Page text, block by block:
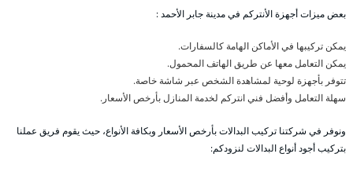
بعض ميزات أجهزة الأنتركم في مدينة جابر الأحمد :
يمكن تركيبها في الأماكن الهامة كالسفارات.
يمكن التعامل معها عن طريق الهاتف المحمول.
تتوفر بأجهزة لوحية لمشاهدة الشخص عبر شاشة خاصة.
سهلة التعامل وأفضل فني انتركم لخدمة المنازل بأرخص الأسعار.
ونوفر في شركتنا تركيب البدالات بأرخص الأسعار وبكافة الأنواع، حيث يقوم فريق عملنا
بتركيب أجود أنواع البدالات لنزودكم: